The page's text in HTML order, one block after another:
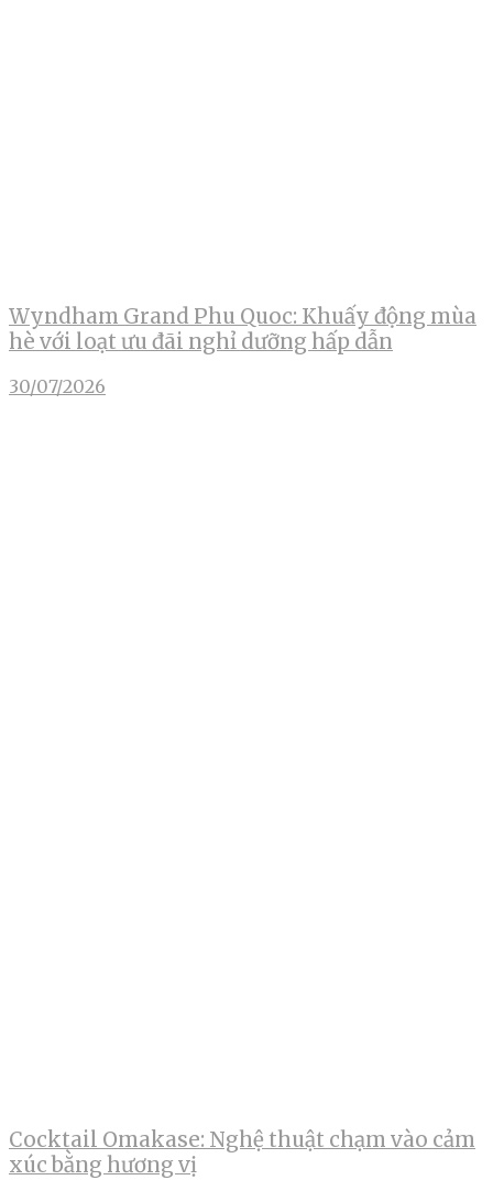
Wyndham Grand Phu Quoc: Khuấy động mùa
hè với loạt ưu đãi nghỉ dưỡng hấp dẫn
30/07/2026
Cocktail Omakase: Nghệ thuật chạm vào cảm
xúc bằng hương vị